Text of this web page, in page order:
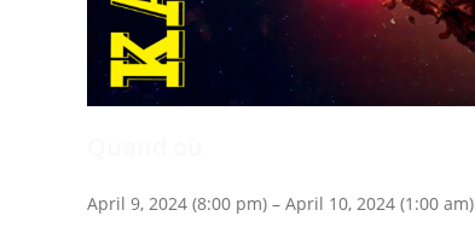
April 9, 2024 (8:00 pm) – April 10, 2024 (1:00 am)